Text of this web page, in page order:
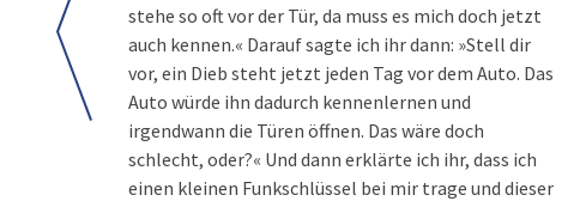
stehe so oft vor der Tür, da muss es mich doch jetzt
auch kennen.« Darauf sagte ich ihr dann: »Stell dir
vor, ein Dieb steht jetzt jeden Tag vor dem Auto. Das
Auto würde ihn dadurch kennenlernen und
irgendwann die Türen öffnen. Das wäre doch
schlecht, oder?« Und dann erklärte ich ihr, dass ich
einen kleinen Funkschlüssel bei mir trage und dieser